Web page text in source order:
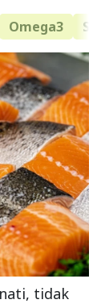
Omega3
tidak